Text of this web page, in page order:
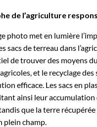
de l’agriculture
photo met en lumière
sacs de terreau dans
de trouver des moyens
et le recyclage des
efficace. Les sacs en
ainsi leur accumulation
que la terre
plein champ.